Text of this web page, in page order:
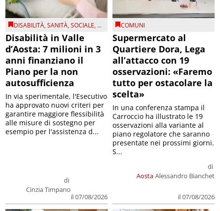
DISABILITÀ,SANITÀ,SOCIALE, ...
Disabilità in Valle
d’Aosta: 7 milioni in 3
anni finanziano il
Piano per la non
autosufficienza
di
Cinzia Timpano
il 07/08/2026
In via sperimentale, l'Esecutivo
ha approvato nuovi criteri per
garantire maggiore flessibilità
alle misure di sostegno per
esempio per l'assistenza d...
COMUNI
Supermercato al
Quartiere Dora, Lega
all’attacco con 19
osservazioni: «Faremo
tutto per ostacolare la
scelta»
Aosta
di
Alessandro Bianchet
il 07/08/2026
In una conferenza stampa il
Carroccio ha illustrato le 19
osservazioni alla variante al
piano regolatore che saranno
presentate nei prossimi giorni.
S...